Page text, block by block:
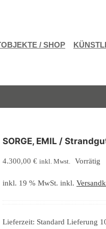
/ SHOP
SORGE, EMIL /
4.300,00 € inkl. Mwst. Vorrätig
inkl. 19 % MwSt. inkl.
Lieferzeit: Standard Lieferung